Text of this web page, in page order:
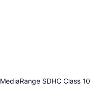
MediaRange SDHC Class 10